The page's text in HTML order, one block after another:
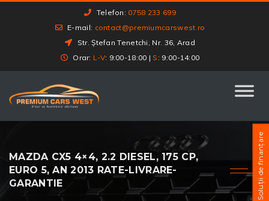
Telefon: 0758 233 699
E-mail: contact@premiumcarswest.ro
Str. Ștefan Tenetchi, Nr. 36, Arad
Orar: L-V: 9:00-18:00 | S : 9:00-14:00
MAZDA CX5 4×4, 2.2 DIESEL, 175 CP,
EURO 5, AN 2013 RATE-LIVRARE-
GARANTIE
Soluții de finanțare